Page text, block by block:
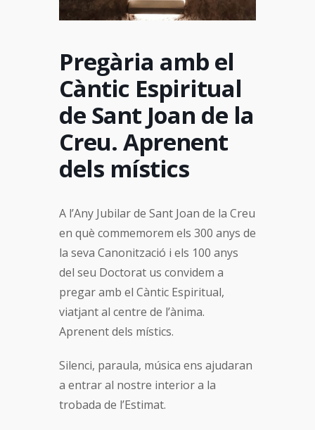
Pregària amb el
Càntic Espiritual
de Sant Joan de la
Creu. Aprenent
dels místics
A l’Any Jubilar de Sant Joan de la Creu
en què commemorem els 300 anys de
la seva Canonització i els 100 anys
del seu Doctorat us convidem a
pregar amb el Càntic Espiritual,
viatjant al centre de l’ànima.
Aprenent dels místics.
Silenci, paraula, música ens ajudaran
a entrar al nostre interior a la
trobada de l’Estimat.